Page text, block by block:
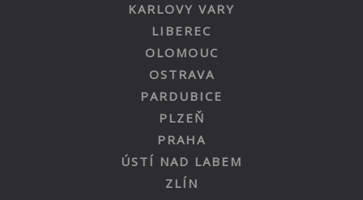
KARLOVY VARY
LIBEREC
OLOMOUC
OSTRAVA
PARDUBICE
PLZEŇ
PRAHA
ÚSTÍ NAD LABEM
ZLÍN